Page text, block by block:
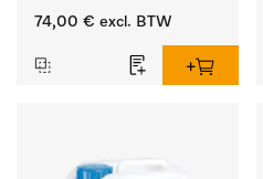
ideaal voor glazen.
74,00 € excl. BTW